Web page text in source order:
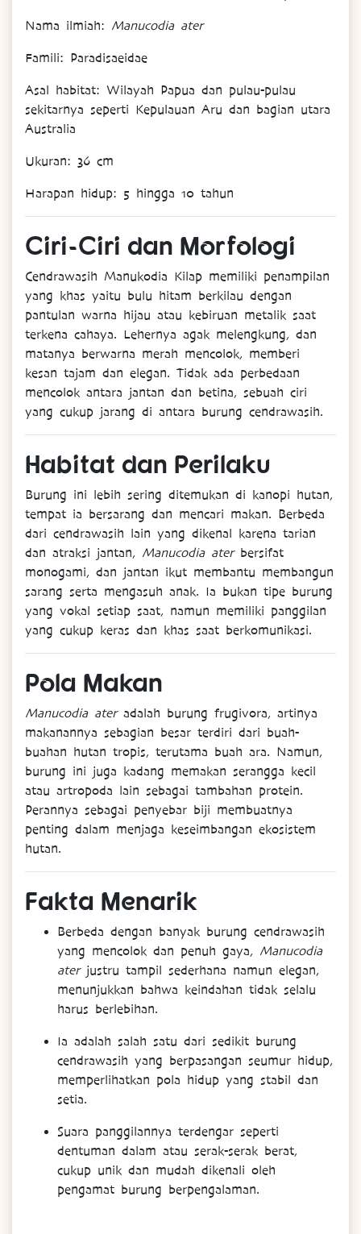
Nama ilmiah: Manucodia ater
Famili: Paradisaeidae
Asal habitat: Wilayah Papua dan pulau-pulau
sekitarnya seperti Kepulauan Aru dan bagian utara
Australia
Ukuran: 36 cm
Harapan hidup: 5 hingga 10 tahun
Ciri-Ciri dan Morfologi
Cendrawasih Manukodia Kilap memiliki penampilan
yang khas yaitu bulu hitam berkilau dengan
pantulan warna hijau atau kebiruan metalik saat
terkena cahaya. Lehernya agak melengkung, dan
matanya berwarna merah mencolok, memberi
kesan tajam dan elegan. Tidak ada perbedaan
mencolok antara jantan dan betina, sebuah ciri
yang cukup jarang di antara burung cendrawasih.
Habitat dan Perilaku
Burung ini lebih sering ditemukan di kanopi hutan,
tempat ia bersarang dan mencari makan. Berbeda
dari cendrawasih lain yang dikenal karena tarian
dan atraksi jantan, Manucodia aterbersifat
monogami, dan jantan ikut membantu membangun
sarang serta mengasuh anak. Ia bukan tipe burung
yang vokal setiap saat, namun memiliki panggilan
yang cukup keras dan khas saat berkomunikasi.
Pola Makan
Manucodia ateradalah burung frugivora, artinya
makanannya sebagian besar terdiri dari buah-
buahan hutan tropis, terutama buah ara. Namun,
burung ini juga kadang memakan serangga kecil
atau artropoda lain sebagai tambahan protein.
Perannya sebagai penyebar biji membuatnya
penting dalam menjaga keseimbangan ekosistem
hutan.
Fakta Menarik
Berbeda dengan banyak burung cendrawasih
yang mencolok dan penuh gaya, Manucodia
aterjustru tampil sederhana namun elegan,
menunjukkan bahwa keindahan tidak selalu
harus berlebihan.
Ia adalah salah satu dari sedikit burung
cendrawasih yang berpasangan seumur hidup,
memperlihatkan pola hidup yang stabil dan
setia.
Suara panggilannya terdengar seperti
dentuman dalam atau serak-serak berat,
cukup unik dan mudah dikenali oleh
pengamat burung berpengalaman.